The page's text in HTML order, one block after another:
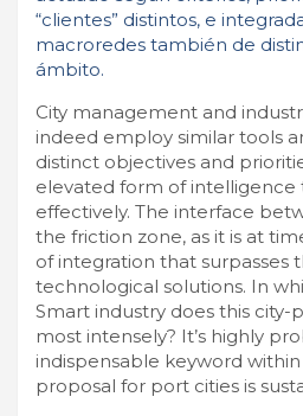
“clientes” distintos, e
macroredes también de
ámbito.
City management and
indeed employ similar tools
distinct objectives and
elevated form of
effectively. The interface
the friction zone, as it is at
of integration that surpasses
technological solutions. In
Smart industry does this
most intensely? It’s highly
indispensable keyword
proposal for port cities is